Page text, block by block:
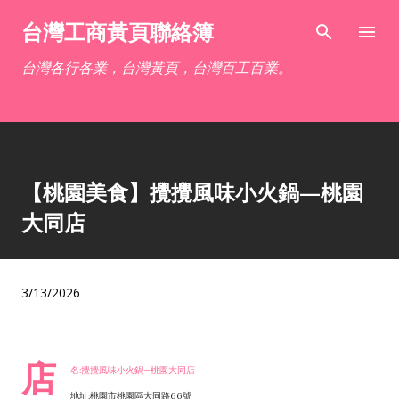
跳到主要內容
台灣工商黃頁聯絡簿
台灣各行各業，台灣黃頁，台灣百工百業。
【桃園美食】攪攪風味小火鍋—桃園
大同店
3/13/2026
店 名:攪攪風味小火鍋—桃園大同店
地址:桃園市桃園區大同路66號